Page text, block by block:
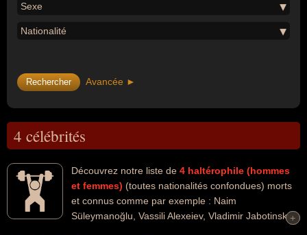
Sexe
Nationalité
Avancée ►
4 célébrités
Découvrez notre liste de 4 haltérophile (hommes
et femmes) (toutes nationalités confondues) morts
et connus comme par exemple : Naim
Süleymanoğlu, Vassili Alexeiev, Vladimir Jabotinsky,+
+